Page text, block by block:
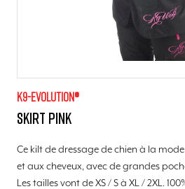
K9-evolution®
Skirt pink
Ce kilt de dressage de chien à la
et aux cheveux, avec de grandes
Les tailles vont de XS / S à XL / 2XL.